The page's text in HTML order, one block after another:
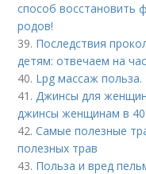
способ восстановить
родов!
39. Последствия
детям: отвечаем на
40. Lpg массаж
41.Джинсы для
джинсы женщинам в
42.Самые полезные
полезных трав
43. Польза и вред